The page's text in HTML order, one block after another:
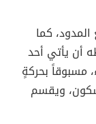
كما
أن يأتي أحد
مسبوقاً بحركةٍ
ويقسم